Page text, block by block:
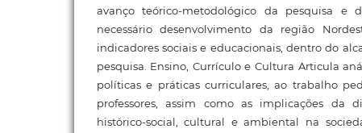
avanço teórico-metodológico da pesquisa e
necessário desenvolvimento da região
indicadores sociais e educacionais, dentro do
pesquisa. Ensino, Currículo e Cultura Articula
políticas e práticas curriculares, ao trabalho
professores, assim como as implicações da
histórico-social, cultural e ambiental na